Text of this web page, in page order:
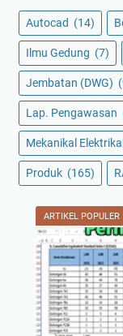
Autocad (14)
Ilmu Gedung (7)
Jembatan (DWG)
Lap. Pengawasan
Mekanikal Elektrikal
Produk (165)
ARTIKEL POPULER